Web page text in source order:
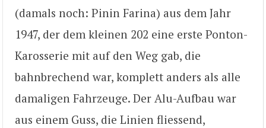
(damals noch: Pinin Farina) aus dem Jahr
1947, der dem kleinen 202 eine erste Ponton-
Karosserie mit auf den Weg gab, die
bahnbrechend war, komplett anders als alle
damaligen Fahrzeuge. Der Alu-Aufbau war
aus einem Guss, die Linien fliessend,